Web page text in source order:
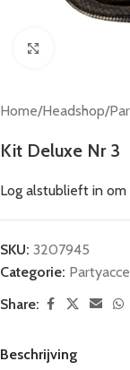
Home/Headshop/
Kit Deluxe Nr 3
Log alstublieft in
SKU: 3207945
Categorie:
Share:
Beschrijving